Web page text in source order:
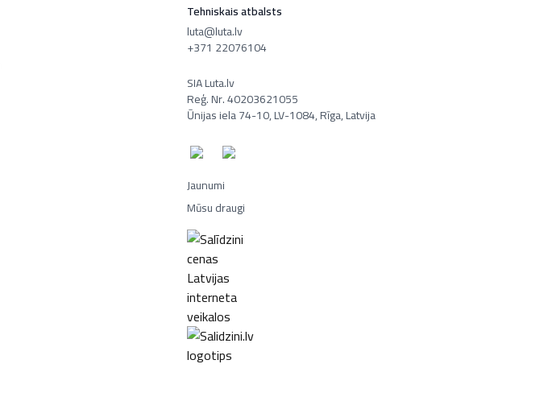
Tehniskais atbalsts
luta@luta.lv
+371 22076104
SIA Luta.lv
Reģ. Nr. 40203621055
Ūnijas iela 74-10, LV-1084, Rīga, Latvija
Jaunumi
Mūsu draugi